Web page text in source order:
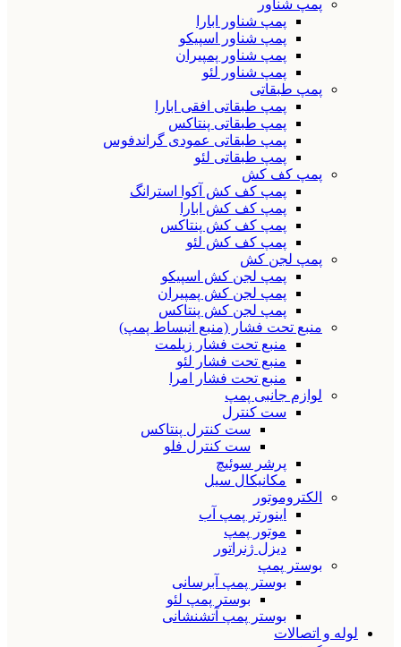
پمپ شناور
پمپ شناور ابارا
پمپ شناور اسپیکو
پمپ شناور پمپیران
پمپ شناور لئو
پمپ طبقاتی
پمپ طبقاتی افقی ابارا
پمپ طبقاتی پنتاکس
پمپ طبقاتی عمودی گراندفوس
پمپ طبقاتی لئو
پمپ کف کش
پمپ کف کش آکوا استرانگ
پمپ کف کش ابارا
پمپ کف کش پنتاکس
پمپ کف کش لئو
پمپ لجن کش
پمپ لجن کش اسپیکو
پمپ لجن کش پمپیران
پمپ لجن کش پنتاکس
منبع تحت فشار (منبع انبساط پمپ)
منبع تحت فشار زیلمت
منبع تحت فشار لئو
منبع تحت فشار امرا
لوازم جانبی پمپ
ست کنترل
ست کنترل پنتاکس
ست کنترل فلو
پرشر سوئیچ
مکانیکال سیل
الکتروموتور
اینورتر پمپ آب
موتور پمپ
دیزل ژنراتور
بوستر پمپ
بوستر پمپ آبرسانی
بوستر پمپ لئو
بوستر پمپ آتشنشانی
لوله و اتصالات